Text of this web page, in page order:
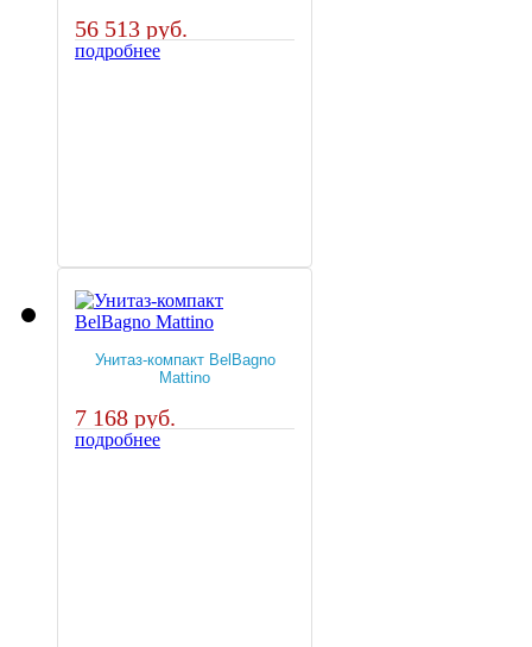
56 513 руб.
подробнее
Унитаз-компакт BelBagno
Mattino
7 168 руб.
подробнее